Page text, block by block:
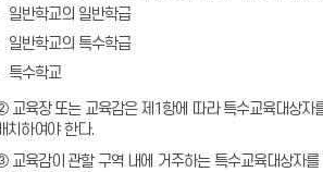
일반학교의 일반학급
일반학교의 특수학급
특수학교
교육장 또는 교육감은 제1항에 따라 특수교육대상자
치하여야 한다.
교육감이 관할 구역 내에 거주하는 특수교육대상자